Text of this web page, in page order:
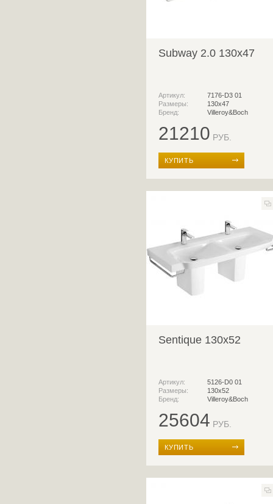
Subway 2.0 130x47
Артикул:
7176-D3 01
Размеры:
130x47
Бренд:
Villeroy&Boch
21210 РУБ.
КУПИТЬ
Sentique 130x52
Артикул:
5126-D0 01
Размеры:
130х52
Бренд:
Villeroy&Boch
25604 РУБ.
КУПИТЬ